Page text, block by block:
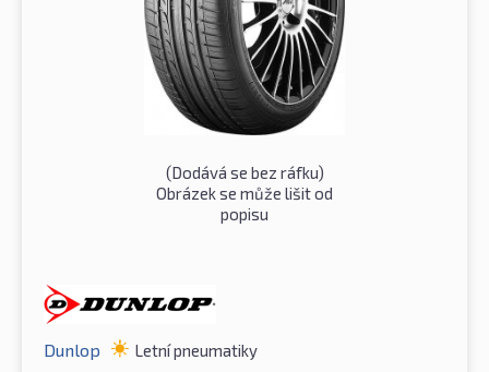
(Dodává se bez ráfku)
Obrázek se může lišit od
popisu
Dunlop Letní pneumatiky